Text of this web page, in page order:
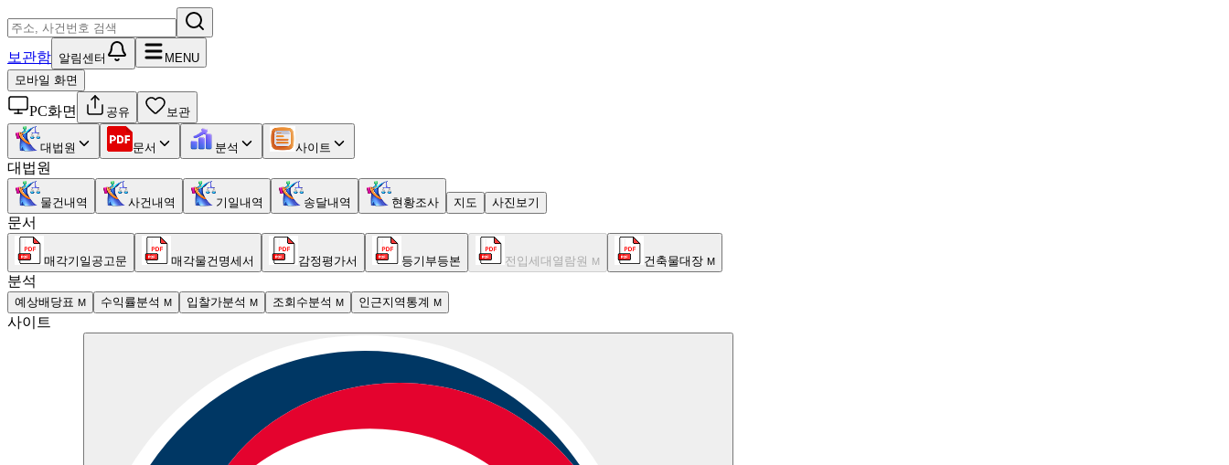
보관함 알림센터
MENU
모바일 화면
PC화면 공유 보관
대법원 문서 분석 사이트
대법원
물건내역 사건내역 기일내역 송달내역 현황조사 지도 사진보기
문서
매각기일공고문 매각물건명세서 감정평가서 등기부등본 전입세대열람원 M 건축물대장 M
분석
예상배당표 M 수익률분석 M 입찰가분석 M 조회수분석 M 인근지역통계 M
사이트